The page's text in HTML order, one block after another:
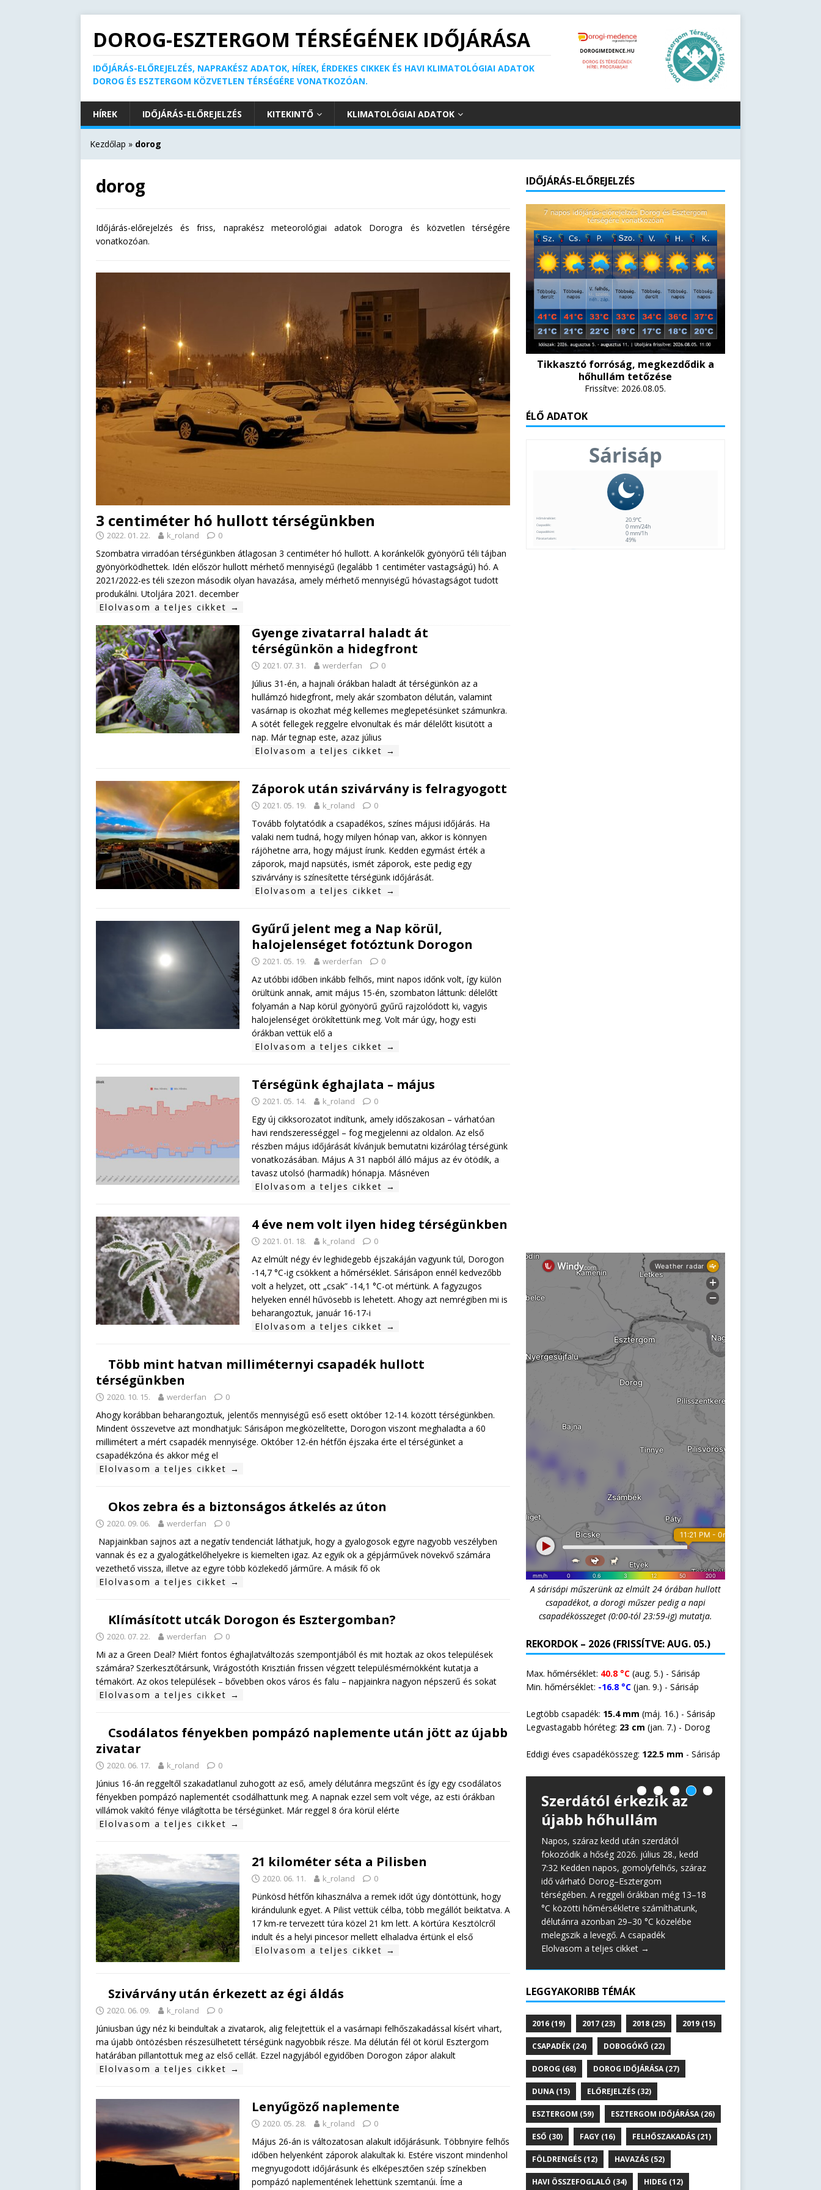
DOROG-ESZTERGOM TÉRSÉGÉNEK IDŐJÁRÁSA
IDŐJÁRÁS-ELŐREJELZÉS, NAPRAKÉSZ ADATOK, HÍREK, ÉRDEKES CIKKEK ÉS HAVI KLIMATOLÓGIAI ADATOK
DOROG ÉS ESZTERGOM KÖZVETLEN TÉRSÉGÉRE VONATKOZÓAN.
HÍREK IDŐJÁRÁS-ELŐREJELZÉS KITEKINTŐ KLIMATOLÓGIAI ADATOK
Kezdőlap » dorog
dorog
Időjárás-előrejelzés és friss, naprakész meteorológiai adatok Dorogra és közvetlen térségére
vonatkozóan.
3 centiméter hó hullott térségünkben
2022. 01. 22. k_roland 0
Szombatra virradóan térségünkben átlagosan 3 centiméter hó hullott. A koránkelők gyönyörű téli tájban
gyönyörködhettek. Idén először hullott mérhető mennyiségű (legalább 1 centiméter vastagságú) hó. A
2021/2022-es téli szezon második olyan havazása, amely mérhető mennyiségű hóvastagságot tudott
produkálni. Utoljára 2021. december
Elolvasom a teljes cikket →
Gyenge zivatarral haladt át
térségünkön a hidegfront
2021. 07. 31. werderfan 0
Július 31-én, a hajnali órákban haladt át térségünkön az a
hullámzó hidegfront, mely akár szombaton délután, valamint
vasárnap is okozhat még kellemes meglepetésünket számunkra.
A sötét fellegek reggelre elvonultak és már délelőtt kisütött a
nap. Már tegnap este, azaz július
Elolvasom a teljes cikket →
Záporok után szivárvány is felragyogott
2021. 05. 19. k_roland 0
Tovább folytatódik a csapadékos, színes májusi időjárás. Ha
valaki nem tudná, hogy milyen hónap van, akkor is könnyen
rájöhetne arra, hogy májust írunk. Kedden egymást érték a
záporok, majd napsütés, ismét záporok, este pedig egy
szivárvány is színesítette térségünk időjárását.
Elolvasom a teljes cikket →
Gyűrű jelent meg a Nap körül,
halojelenséget fotóztunk Dorogon
2021. 05. 19. werderfan 0
Az utóbbi időben inkább felhős, mint napos időnk volt, így külön
örültünk annak, amit május 15-én, szombaton láttunk: délelőtt
folyamán a Nap körül gyönyörű gyűrű rajzolódott ki, vagyis
halojelenséget örökítettünk meg. Volt már úgy, hogy esti
órákban vettük elő a
Elolvasom a teljes cikket →
Térségünk éghajlata – május
2021. 05. 14. k_roland 0
Egy új cikksorozatot indítunk, amely időszakosan – várhatóan
havi rendszerességgel – fog megjelenni az oldalon. Az első
részben május időjárását kívánjuk bemutatni kizárólag térségünk
vonatkozásában. Május A 31 napból álló május az év ötödik, a
tavasz utolsó (harmadik) hónapja. Másnéven
Elolvasom a teljes cikket →
4 éve nem volt ilyen hideg térségünkben
2021. 01. 18. k_roland 0
Az elmúlt négy év leghidegebb éjszakáján vagyunk túl, Dorogon
-14,7 °C-ig csökkent a hőmérséklet. Sárisápon ennél kedvezőbb
volt a helyzet, ott „csak” -14,1 °C-ot mértünk. A fagyzugos
helyeken ennél hűvösebb is lehetett. Ahogy azt nemrégiben mi is
beharangoztuk, január 16-17-i
Elolvasom a teljes cikket →
Több mint hatvan milliméternyi csapadék hullott
térségünkben
2020. 10. 15. werderfan 0
Ahogy korábban beharangoztuk, jelentős mennyiségű eső esett október 12-14. között térségünkben.
Mindent összevetve azt mondhatjuk: Sárisápon megközelítette, Dorogon viszont meghaladta a 60
millimétert a mért csapadék mennyisége. Október 12-én hétfőn éjszaka érte el térségünket a
csapadékzóna és akkor még el
Elolvasom a teljes cikket →
Okos zebra és a biztonságos átkelés az úton
2020. 09. 06. werderfan 0
Napjainkban sajnos azt a negatív tendenciát láthatjuk, hogy a gyalogosok egyre nagyobb veszélyben
vannak és ez a gyalogátkelőhelyekre is kiemelten igaz. Az egyik ok a gépjárművek növekvő számára
vezethető vissza, illetve az egyre több közlekedő járműre. A másik fő ok
Elolvasom a teljes cikket →
Klímásított utcák Dorogon és Esztergomban?
2020. 07. 22. werderfan 0
Mi az a Green Deal? Miért fontos éghajlatváltozás szempontjából és mit hoztak az okos települések
számára? Szerkesztőtársunk, Virágostóth Krisztián frissen végzett településmérnökként kutatja a
témakört. Az okos települések – bővebben okos város és falu – napjainkra nagyon népszerű és sokat
Elolvasom a teljes cikket →
Csodálatos fényekben pompázó naplemente után jött az újabb
zivatar
2020. 06. 17. k_roland 0
Június 16-án reggeltől szakadatlanul zuhogott az eső, amely délutánra megszűnt és így egy csodálatos
fényekben pompázó naplementét csodálhattunk meg. A napnak ezzel sem volt vége, az esti órákban
villámok vakító fénye világította be térségünket. Már reggel 8 óra körül elérte
Elolvasom a teljes cikket →
21 kilométer séta a Pilisben
2020. 06. 11. k_roland 0
Pünkösd hétfőn kihasználva a remek időt úgy döntöttünk, hogy
kirándulunk egyet. A Pilist vettük célba, több megállót beiktatva. A
17 km-re tervezett túra közel 21 km lett. A körtúra Kesztölcről
indult és a helyi pincesor mellett elhaladva értünk el első
Elolvasom a teljes cikket →
Szivárvány után érkezett az égi áldás
2020. 06. 09. k_roland 0
Júniusban úgy néz ki beindultak a zivatarok, alig felejtettük el a vasárnapi felhőszakadással kísért vihart,
ma újabb öntözésben részesülhetett térségünk nagyobbik része. Ma délután fél öt körül Esztergom
határában pillantottuk meg az első cellát. Ezzel nagyjából egyidőben Dorogon zápor alakult
Elolvasom a teljes cikket →
Lenyűgöző naplemente
2020. 05. 28. k_roland 0
Május 26-án is változatosan alakult időjárásunk. Többnyire felhős
időben helyenként záporok alakultak ki. Estére viszont mindenhol
megnyugodott időjárásunk és elképesztően szép színekben
pompázó naplementének lehettünk szemtanúi. Íme a
IDŐJÁRÁS-ELŐREJELZÉS
Tikkasztó forróság, megkezdődik a
hőhullám tetőzése
Frissítve: 2026.08.05.
ÉLŐ ADATOK
A sárisápi műszerünk az elmúlt 24 órában hullott
csapadékot, a dorogi műszer pedig a napi
csapadékösszeget (0:00-tól 23:59-ig) mutatja.
REKORDOK – 2026 (FRISSÍTVE: AUG. 05.)
Max. hőmérséklet: 40.8 °C(aug. 5.) - Sárisáp
Min. hőmérséklet: -16.8 °C(jan. 9.) - Sárisáp
Legtöbb csapadék: 15.4 mm (máj. 16.) - Sárisáp
Legvastagabb hóréteg: 23 cm (jan. 7.) - Dorog
Eddigi éves csapadékösszeg: 122.5 mm - Sárisáp
Szerdától érkezik az
újabb hőhullám
Napos, száraz kedd után szerdától
fokozódik a hőség 2026. július 28., kedd
7:32 Kedden napos, gomolyfelhős, száraz
idő várható Dorog–Esztergom
térségében. A reggeli órákban még 13–18
°C közötti hőmérsékletre számíthatunk,
délutánra azonban 29–30 °C közelébe
melegszik a levegő. A csapadék
Elolvasom a teljes cikket →
LEGGYAKORIBB TÉMÁK
2016(19) 2017(23) 2018(25) 2019(15)
CSAPADÉK(24) DOBOGÓKŐ (22)
DOROG (68) DOROG IDŐJÁRÁSA(27)
DUNA(15) ELŐREJELZÉS(32)
ESZTERGOM (59) ESZTERGOM IDŐJÁRÁSA(26)
ESŐ (30) FAGY(16) FELHŐSZAKADÁS(21)
FÖLDRENGÉS(12) HAVAZÁS(52)
HAVI ÖSSZEFOGLALÓ (34) HIDEG (12)